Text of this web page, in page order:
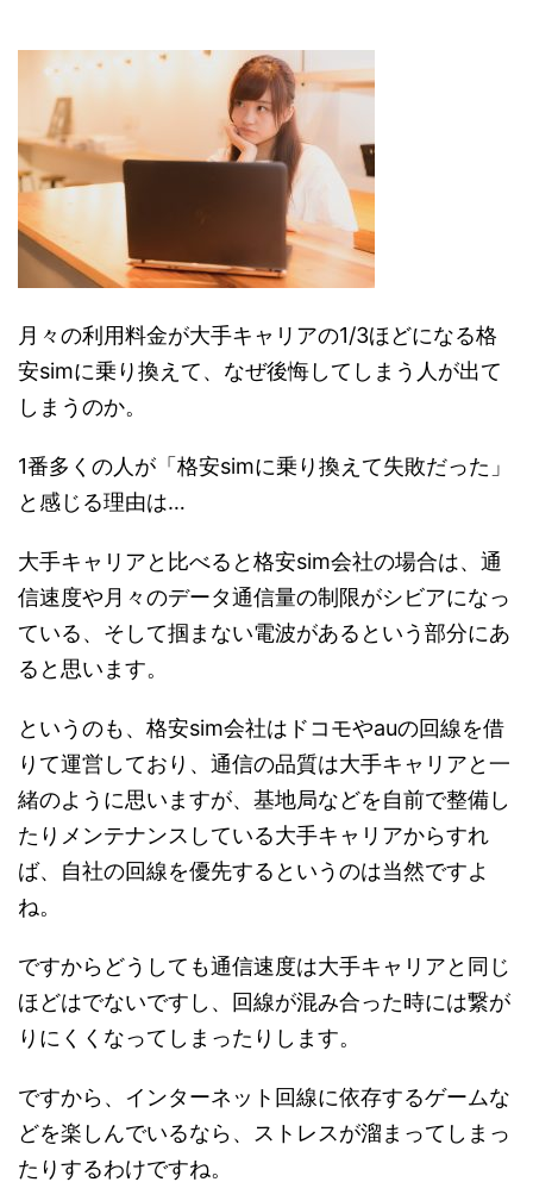
月々の利用料金が大手キャリアの1/3ほどになる格
安simに乗り換えて、なぜ後悔してしまう人が出て
しまうのか。
1番多くの人が「格安simに乗り換えて失敗だった」
と感じる理由は…
大手キャリアと比べると格安sim会社の場合は、通
信速度や月々のデータ通信量の制限がシビアになっ
ている、そして掴まない電波があるという部分にあ
ると思います。
というのも、格安sim会社はドコモやauの回線を借
りて運営しており、通信の品質は大手キャリアと一
緒のように思いますが、基地局などを自前で整備し
たりメンテナンスしている大手キャリアからすれ
ば、自社の回線を優先するというのは当然ですよ
ね。
ですからどうしても通信速度は大手キャリアと同じ
ほどはでないですし、回線が混み合った時には繋が
りにくくなってしまったりします。
ですから、インターネット回線に依存するゲームな
どを楽しんでいるなら、ストレスが溜まってしまっ
たりするわけですね。